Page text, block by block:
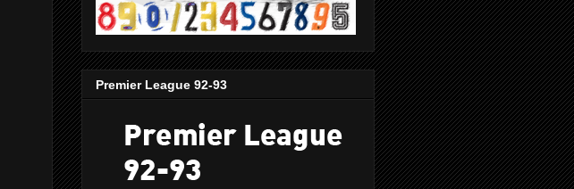
Premier League 92-93